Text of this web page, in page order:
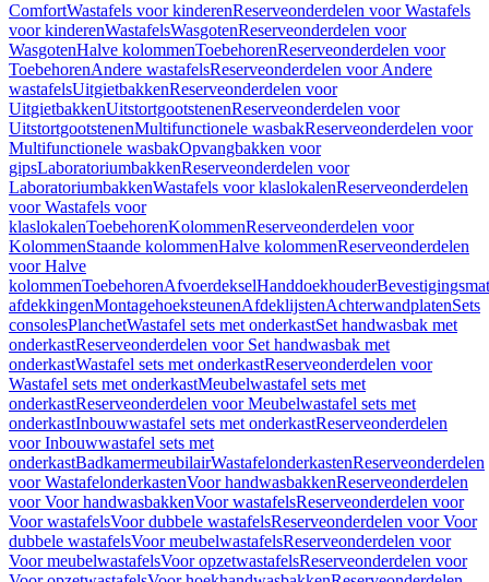
ComfortWastafels voor kinderenReserveonderdelen voor Wastafels
voor kinderenWastafelsWasgotenReserveonderdelen voor
WasgotenHalve kolommenToebehorenReserveonderdelen voor
ToebehorenAndere wastafelsReserveonderdelen voor Andere
wastafelsUitgietbakkenReserveonderdelen voor
UitgietbakkenUitstortgootstenenReserveonderdelen voor
UitstortgootstenenMultifunctionele wasbakReserveonderdelen voor
Multifunctionele wasbakOpvangbakken voor
gipsLaboratoriumbakkenReserveonderdelen voor
LaboratoriumbakkenWastafels voor klaslokalenReserveonderdelen
voor Wastafels voor
klaslokalenToebehorenKolommenReserveonderdelen voor
KolommenStaande kolommenHalve kolommenReserveonderdelen
voor Halve
kolommenToebehorenAfvoerdekselHanddoekhouder
afdekkingenMontagehoeksteunenAfdeklijstenAchterwandplatenSets
consolesPlanchetWastafel sets met onderkastSet handwasbak met
onderkastReserveonderdelen voor Set handwasbak met
onderkastWastafel sets met onderkastReserveonderdelen voor
Wastafel sets met onderkastMeubelwastafel sets met
onderkastReserveonderdelen voor Meubelwastafel sets met
onderkastInbouwwastafel sets met onderkastReserveonderdelen
voor Inbouwwastafel sets met
onderkastBadkamermeubilairWastafelonderkastenReserveonderdelen
voor WastafelonderkastenVoor handwasbakkenReserveonderdelen
voor Voor handwasbakkenVoor wastafelsReserveonderdelen voor
Voor wastafelsVoor dubbele wastafelsReserveonderdelen voor Voor
dubbele wastafelsVoor meubelwastafelsReserveonderdelen voor
Voor meubelwastafelsVoor opzetwastafelsReserveonderdelen voor